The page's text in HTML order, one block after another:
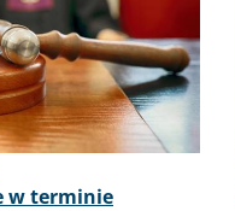
w terminie